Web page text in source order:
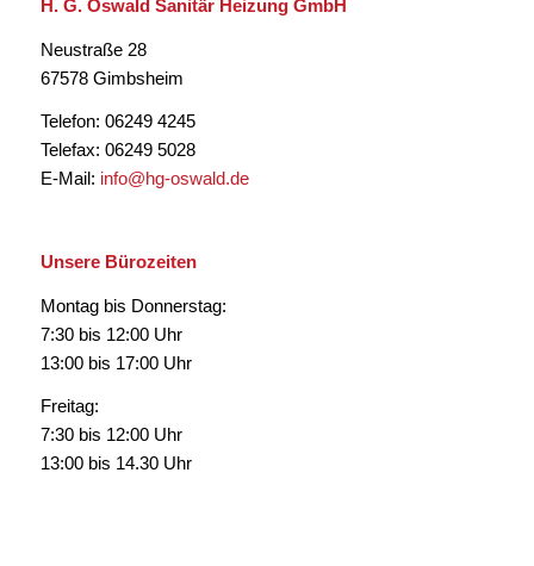
H. G. Oswald Sanitär Heizung GmbH
Neustraße 28
67578 Gimbsheim
Telefon: 06249 4245
Telefax: 06249 5028
E-Mail: info@hg-oswald.de
Unsere Bürozeiten
Montag bis Donnerstag:
7:30 bis 12:00 Uhr
13:00 bis 17:00 Uhr
Freitag:
7:30 bis 12:00 Uhr
13:00 bis 14.30 Uhr